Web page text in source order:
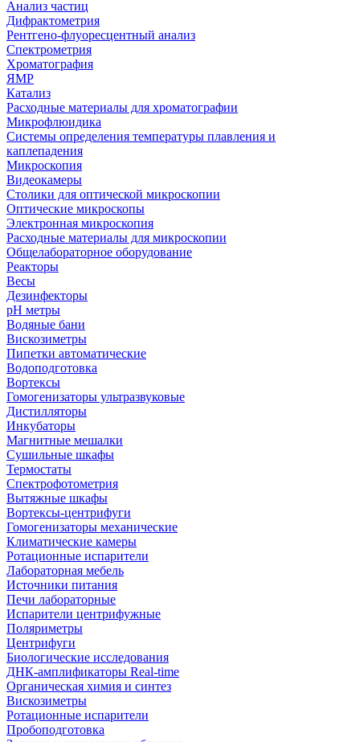
Анализ частиц
Дифрактометрия
Рентгено-флуоресцентный анализ
Спектрометрия
Хроматография
ЯМР
Катализ
Расходные материалы для хроматографии
Микрофлюидика
Системы определения температуры плавления и
каплепадения
Микроскопия
Видеокамеры
Столики для оптической микроскопии
Оптические микроскопы
Электронная микроскопия
Расходные материалы для микроскопии
Общелабораторное оборудование
Реакторы
Весы
Дезинфекторы
рН метры
Водяные бани
Вискозиметры
Пипетки автоматические
Водоподготовка
Вортексы
Гомогенизаторы ультразвуковые
Дистилляторы
Инкубаторы
Магнитные мешалки
Сушильные шкафы
Термостаты
Спектрофотометрия
Вытяжные шкафы
Вортексы-центрифуги
Гомогенизаторы механические
Климатические камеры
Ротационные испарители
Лабораторная мебель
Источники питания
Печи лабораторные
Испарители центрифужные
Поляриметры
Центрифуги
Биологические исследования
ДНК-амплификаторы Real-time
Органическая химия и синтез
Вискозиметры
Ротационные испарители
Пробоподготовка